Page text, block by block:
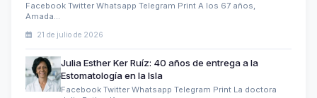
Facebook Twitter Whatsapp Telegram Print A los 67 años,
Amada…
21 de julio de 2026
Julia Esther Ker Ruíz: 40 años de entrega a la
Estomatología en la Isla
Facebook Twitter Whatsapp Telegram Print La doctora